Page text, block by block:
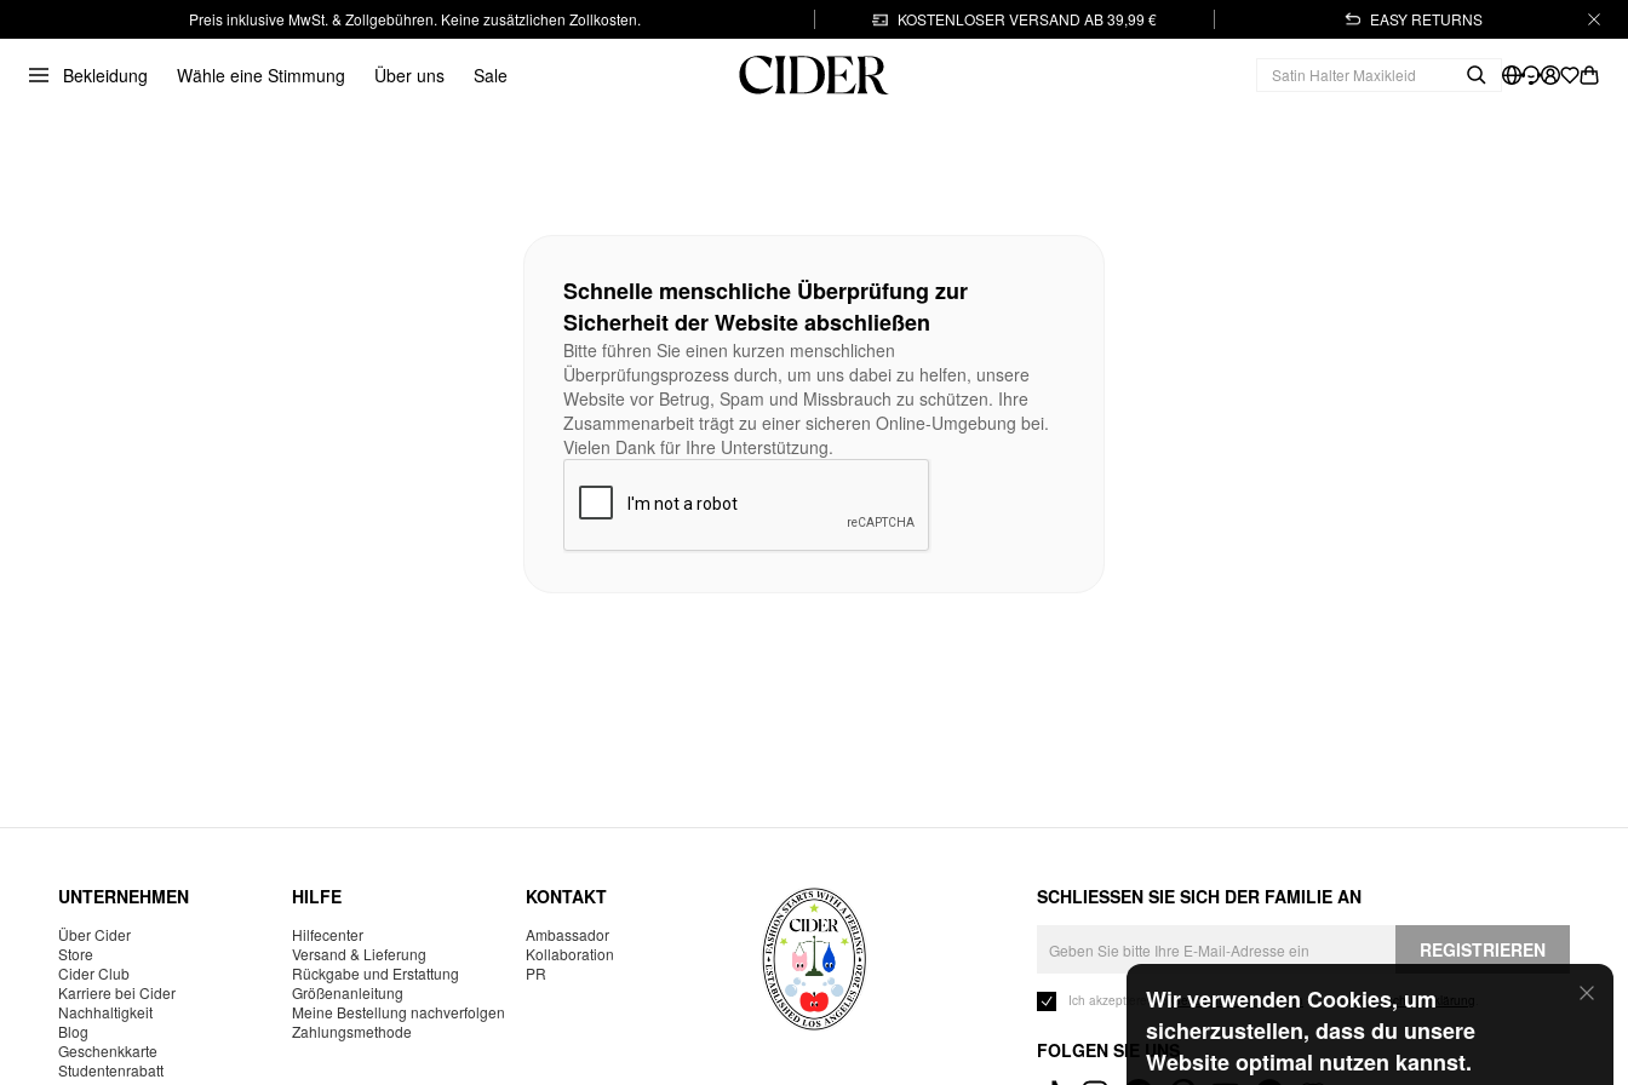
Preis inklusive MwSt. & Zollgebühren. Keine zusätzlichen Zollkosten. KOSTENLOSER VERSAND AB 39,99 € EASY RETURNS
Bekleidung Wähle eine Stimmung Über uns Sale
Wir verwenden Cookies, um
sicherzustellen, dass du unsere
Website optimal nutzen kannst.
Schnelle menschliche Überprüfung zur
Sicherheit der Website abschließen
Bitte führen Sie einen kurzen menschlichen
Überprüfungsprozess durch, um uns dabei zu helfen, unsere
Website vor Betrug, Spam und Missbrauch zu schützen. Ihre
Zusammenarbeit trägt zu einer sicheren Online-Umgebung bei.
Vielen Dank für Ihre Unterstützung.
UNTERNEHMEN
Über Cider
Store
Cider Club
Karriere bei Cider
Nachhaltigkeit
Blog
Geschenkkarte
Studentenrabatt
HILFE
Hilfecenter
Versand & Lieferung
Rückgabe und Erstattung
Größenanleitung
Meine Bestellung nachverfolgen
Zahlungsmethode
KONTAKT
Ambassador
Kollaboration
PR
SCHLIESSEN SIE SICH DER FAMILIE AN
REGISTRIEREN
Ich akzeptiere dieGeschäftsbedingungen und die Datenschutzerklärung
FOLGEN SIE UNS